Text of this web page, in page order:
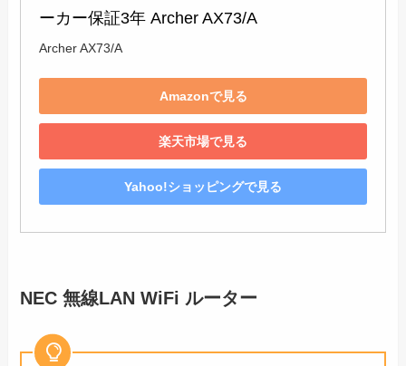
ーカー保証3年 Archer AX73/A
Archer AX73/A
Amazonで見る
楽天市場で見る
Yahoo!ショッピングで見る
NEC 無線LAN WiFi ルーター